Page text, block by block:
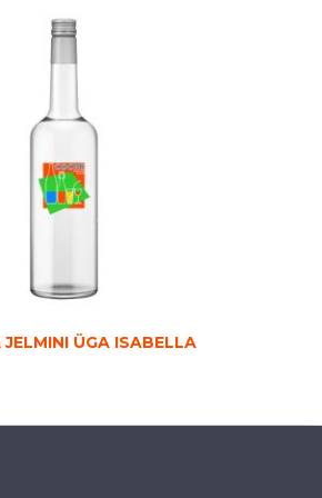
JELMINI ÜGA ISABELLA